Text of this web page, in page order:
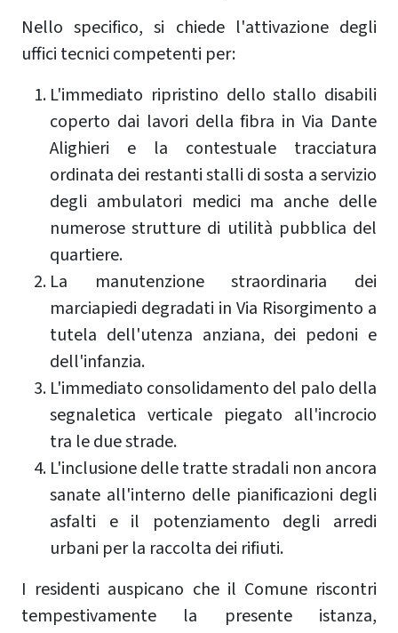
Nello specifico, si chiede l'attivazione degli
uffici tecnici competenti per:
L'immediato ripristino dello stallo disabili
coperto dai lavori della fibra in Via Dante
Alighieri e la contestuale tracciatura
ordinata dei restanti stalli di sosta a servizio
degli ambulatori medici ma anche delle
numerose strutture di utilità pubblica del
quartiere.
La manutenzione straordinaria dei
marciapiedi degradati in Via Risorgimento a
tutela dell'utenza anziana, dei pedoni e
dell'infanzia.
L'immediato consolidamento del palo della
segnaletica verticale piegato all'incrocio
tra le due strade.
L'inclusione delle tratte stradali non ancora
sanate all'interno delle pianificazioni degli
asfalti e il potenziamento degli arredi
urbani per la raccolta dei rifiuti.
I residenti auspicano che il Comune riscontri
tempestivamente la presente istanza,